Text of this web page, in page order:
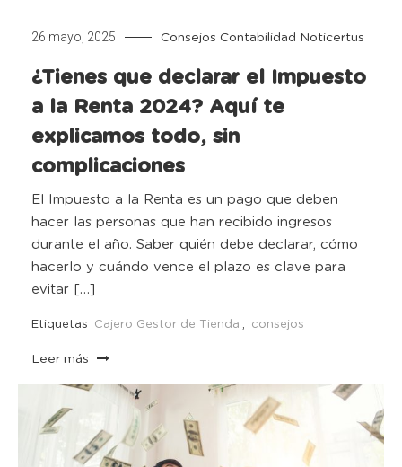
26 mayo, 2025 Consejos Contabilidad Noticertus
¿Tienes que declarar el Impuesto
a la Renta 2024? Aquí te
explicamos todo, sin
complicaciones
El Impuesto a la Renta es un pago que deben
hacer las personas que han recibido ingresos
durante el año. Saber quién debe declarar, cómo
hacerlo y cuándo vence el plazo es clave para
evitar […]
Etiquetas Cajero Gestor de Tienda , consejos
Leer más